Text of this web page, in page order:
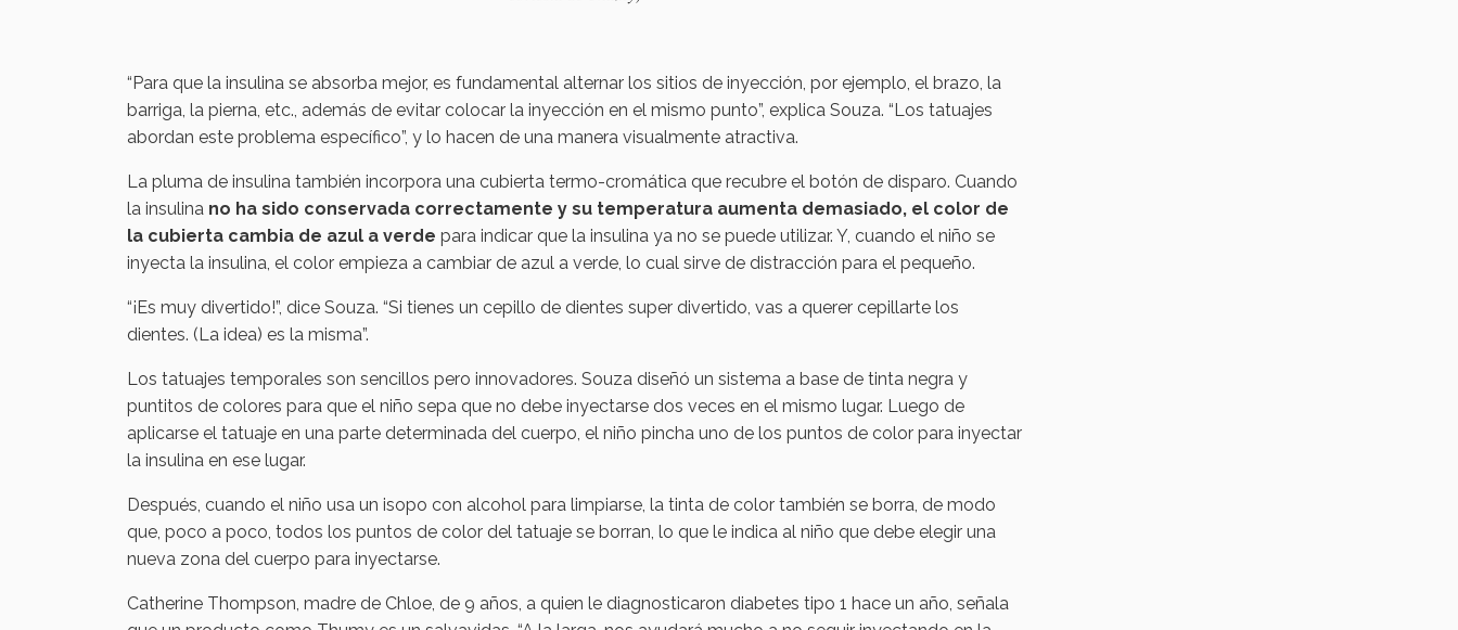
“Para que la insulina se absorba mejor, es fundamental alternar los sitios de inyección, por ejemplo, el brazo, la
barriga, la pierna, etc., además de evitar colocar la inyección en el mismo punto”, explica Souza. “Los tatuajes
abordan este problema específico”, y lo hacen de una manera visualmente atractiva.
La pluma de insulina también incorpora una cubierta termo-cromática que recubre el botón de disparo. Cuando
la insulina no ha sido conservada correctamente y su temperatura aumenta demasiado, el color de
la cubierta cambia de azul a verde para indicar que la insulina ya no se puede utilizar. Y, cuando el niño se
inyecta la insulina, el color empieza a cambiar de azul a verde, lo cual sirve de distracción para el pequeño.
“¡Es muy divertido!”, dice Souza. “Si tienes un cepillo de dientes super divertido, vas a querer cepillarte los
dientes. (La idea) es la misma”.
Los tatuajes temporales son sencillos pero innovadores. Souza diseñó un sistema a base de tinta negra y
puntitos de colores para que el niño sepa que no debe inyectarse dos veces en el mismo lugar. Luego de
aplicarse el tatuaje en una parte determinada del cuerpo, el niño pincha uno de los puntos de color para inyectar
la insulina en ese lugar.
Después, cuando el niño usa un isopo con alcohol para limpiarse, la tinta de color también se borra, de modo
que, poco a poco, todos los puntos de color del tatuaje se borran, lo que le indica al niño que debe elegir una
nueva zona del cuerpo para inyectarse.
Catherine Thompson, madre de Chloe, de 9 años, a quien le diagnosticaron diabetes tipo 1 hace un año, señala